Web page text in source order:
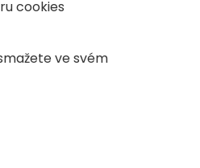
cookies
ve svém